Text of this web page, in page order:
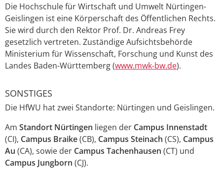
Die Hochschule für Wirtschaft und Umwelt Nürtingen-
Geislingen ist eine Körperschaft des Öffentlichen Rechts.
Sie wird durch den Rektor Prof. Dr. Andreas Frey
gesetzlich vertreten. Zuständige Aufsichtsbehörde
Ministerium für Wissenschaft, Forschung und Kunst des
Landes Baden-Württemberg (www.mwk-bw.de).
SONSTIGES
Die HfWU hat zwei Standorte: Nürtingen und Geislingen.
Am Standort Nürtingen liegen der Campus Innenstadt
(CI), Campus Braike(CB), Campus Steinach (CS), Campus
Au (CA), sowie der Campus Tachenhausen (CT) und
Campus Jungborn (CJ).